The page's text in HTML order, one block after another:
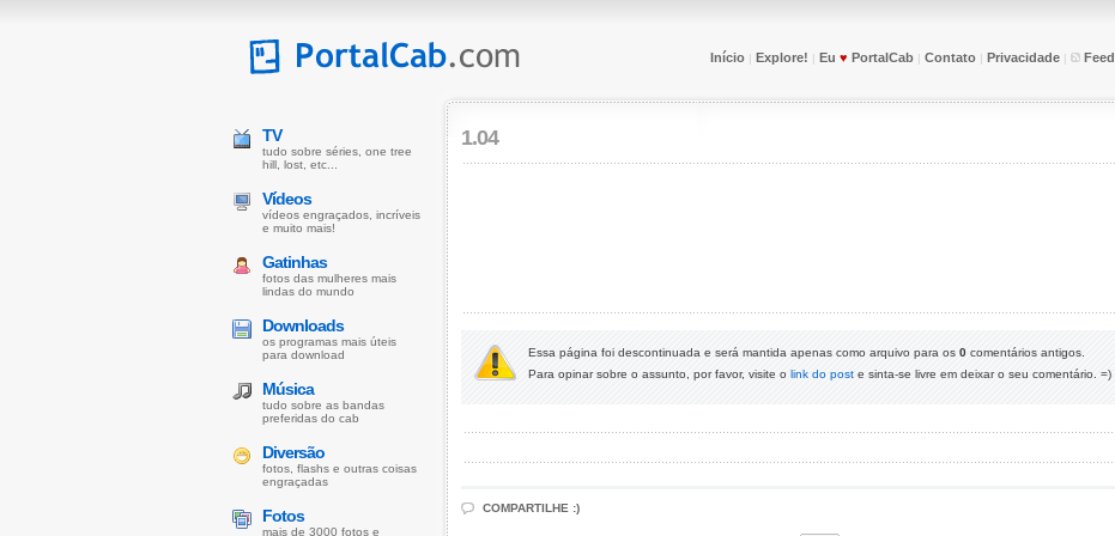
Início | Explore! | Eu ♥ PortalCab | Contato | Privacidade | Feed
1.04
Essa página foi descontinuada e será mantida apenas como arquivo para os 0 comentários antigos.
Para opinar sobre o assunto, por favor, visite o link do post e sinta-se livre em deixar o seu comentário. =)
COMPARTILHE :)
TV
tudo sobre séries, one tree
hill, lost, etc...
Vídeos
vídeos engraçados, incríveis
e muito mais!
Gatinhas
fotos das mulheres mais
lindas do mundo
Downloads
os programas mais úteis
para download
Música
tudo sobre as bandas
preferidas do cab
Diversão
fotos, flashs e outras coisas
engraçadas
Fotos
mais de 3000 fotos e